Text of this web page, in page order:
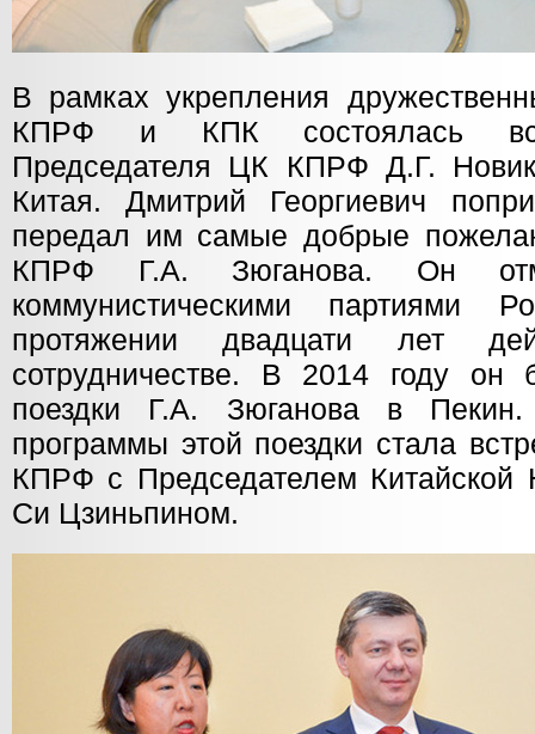
В рамках укрепления
КПРФ и КПК состоялась
Председателя ЦК КПРФ Д.Г.
Китая. Дмитрий Георгиевич
передал им самые добрые
КПРФ Г.А. Зюганова. Он
коммунистическими
протяжении двадцати лет
сотрудничестве. В 2014 году
поездки Г.А. Зюганова в
программы этой поездки стала
КПРФ с Председателем Китайской
Си Цзиньпином.